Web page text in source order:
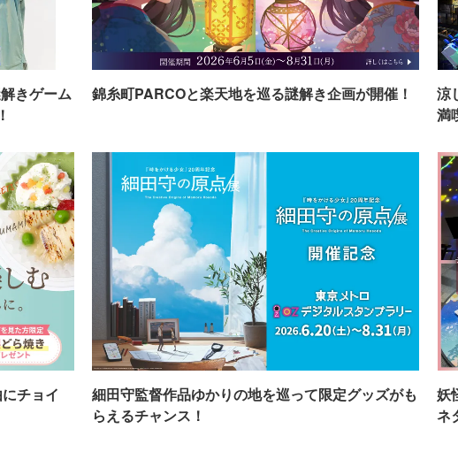
きゲーム
錦糸町PARCOと楽天地を巡る謎解き企画が開催！
涼
満
チョイ
細田守監督作品ゆかりの地を巡って限定グッズがも
らえるチャンス！
妖
ネ